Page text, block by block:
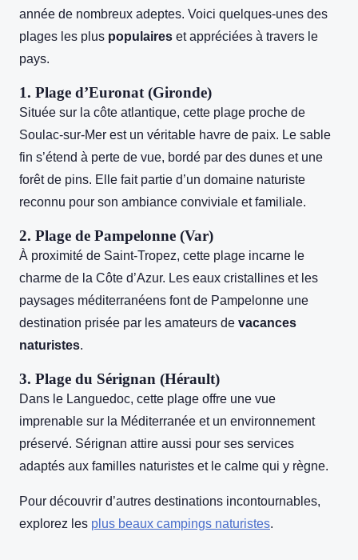
année de nombreux adeptes. Voici quelques-unes des
plages les plus populaires et appréciées à travers le
pays.
1. Plage d’Euronat(Gironde)
Située sur la côte atlantique, cette plage proche de
Soulac-sur-Mer est un véritable havre de paix. Le sable
fin s’étend à perte de vue, bordé par des dunes et une
forêt de pins. Elle fait partie d’un domaine naturiste
reconnu pour son ambiance conviviale et familiale.
2. Plage de Pampelonne (Var)
À proximité de Saint-Tropez, cette plage incarne le
charme de la Côte d’Azur. Les eaux cristallines et les
paysages méditerranéens font de Pampelonne une
destination prisée par les amateurs de vacances
naturistes.
3. Plage du Sérignan (Hérault)
Dans le Languedoc, cette plage offre une vue
imprenable sur la Méditerranée et un environnement
préservé. Sérignan attire aussi pour ses services
adaptés aux familles naturistes et le calme qui y règne.
Pour découvrir d’autres destinations incontournables,
explorez les plus beaux campings naturistes.